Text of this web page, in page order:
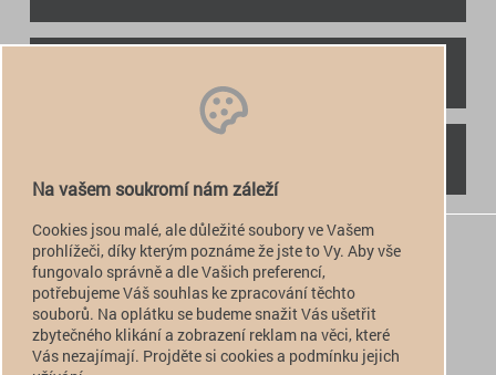
 +420 774 949 776
 info@alfatactical.cz
Na vašem soukromí nám záleží
Cookies jsou malé, ale důležité soubory ve Vašem
prohlížeči, díky kterým poznáme že jste to Vy. Aby vše
fungovalo správně a dle Vašich preferencí,
potřebujeme Váš souhlas ke zpracování těchto
souborů. Na oplátku se budeme snažit Vás ušetřit
zbytečného klikání a zobrazení reklam na věci, které
Vás nezajímají. Projděte si cookies a podmínku jejich